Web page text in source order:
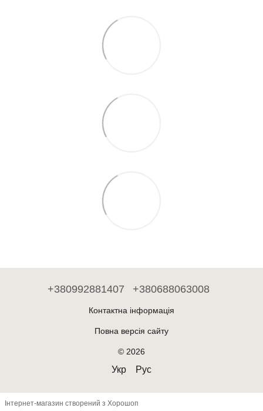
+380992881407 +380688063008
Контактна інформація
Повна версія сайту
© 2026
Укр Рус
Інтернет-магазин створений з Хорошоп